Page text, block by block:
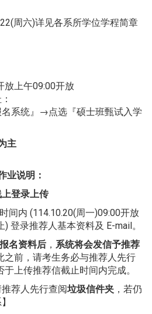
周六)详见各系所学位学程简章
放上午09:00开放
系统』→点选『硕士班甄试入学
主
业说明：
登录上传
间内 (114.10.20(周一)09:00开放
登录推荐人基本资料及 E-mail。
名资料后 ， 系统将会发信予推荐
之前，请考生务必与推荐人先行
上传推荐信截止时间内完成。
推荐人先行查阅垃圾信件夹 ，若仍